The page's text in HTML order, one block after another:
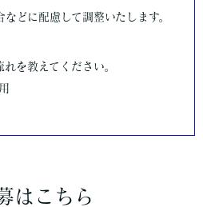
どに配慮して調整いたします。
を教えてください。